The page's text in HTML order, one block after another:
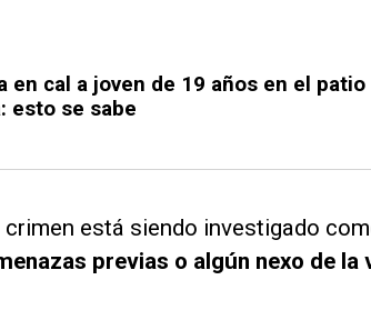
en cal a joven de 19 años en el patio
esto se sabe
está siendo investigado
previas o algún nexo de la